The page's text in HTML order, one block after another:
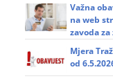
Važna
na web
zavoda
Mjera
od